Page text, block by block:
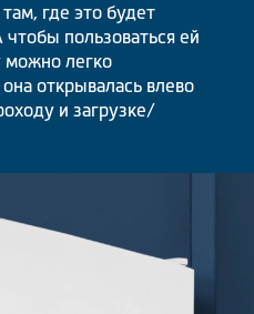
где это будет
пользоваться ей
можно легко
открывалась влево
и загрузке/